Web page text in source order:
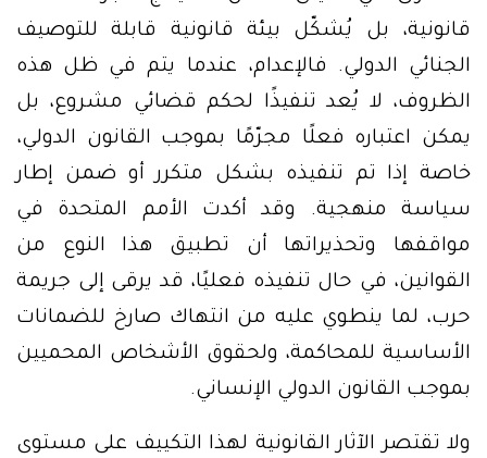
قانونية، بل يُشكّل بيئة قانونية قابلة للتوصيف
الجنائي الدولي. فالإعدام، عندما يتم في ظل هذه
الظروف، لا يُعد تنفيذًا لحكم قضائي مشروع، بل
يمكن اعتباره فعلًا مجرّمًا بموجب القانون الدولي،
خاصة إذا تم تنفيذه بشكل متكرر أو ضمن إطار
سياسة منهجية. وقد أكدت الأمم المتحدة في
مواقفها وتحذيراتها أن تطبيق هذا النوع من
القوانين، في حال تنفيذه فعليًا، قد يرقى إلى جريمة
حرب، لما ينطوي عليه من انتهاك صارخ للضمانات
الأساسية للمحاكمة، ولحقوق الأشخاص المحميين
بموجب القانون الدولي الإنساني.
ولا تقتصر الآثار القانونية لهذا التكييف على مستوى